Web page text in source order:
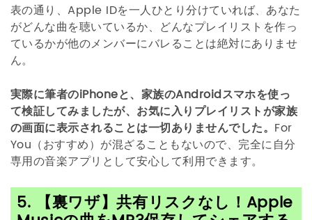
表の通り、Apple IDを一人ひとり分けていれば、あなた
がどんな曲を聴いているか、どんなプレイリストを作っ
ているかが他のメンバーにバレることは絶対にありませ
ん。
実際に筆者のiPhoneと、家族のAndroidスマホを使っ
て検証してみましたが、お気に入りプレイリストが家族
の画面に表示されることは一切ありませんでした。 For
You（おすすめ）が混ざることもないので、完全に自分
専用の音楽アプリとして安心して利用できます。
5. 【裏ワザ】共有リスクなし！Apple